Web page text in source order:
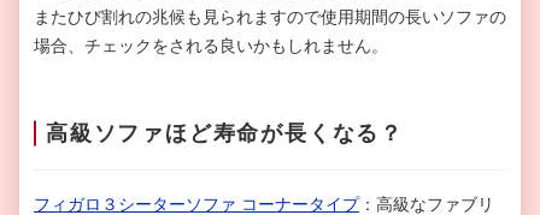
またひび割れの兆候も見られますので使用期間の長いソファの
場合、チェックをされる良いかもしれません。
高級ソファほど寿命が長くなる？
フィガロ３シーターソファ コーナータイプ：高級なファブリ